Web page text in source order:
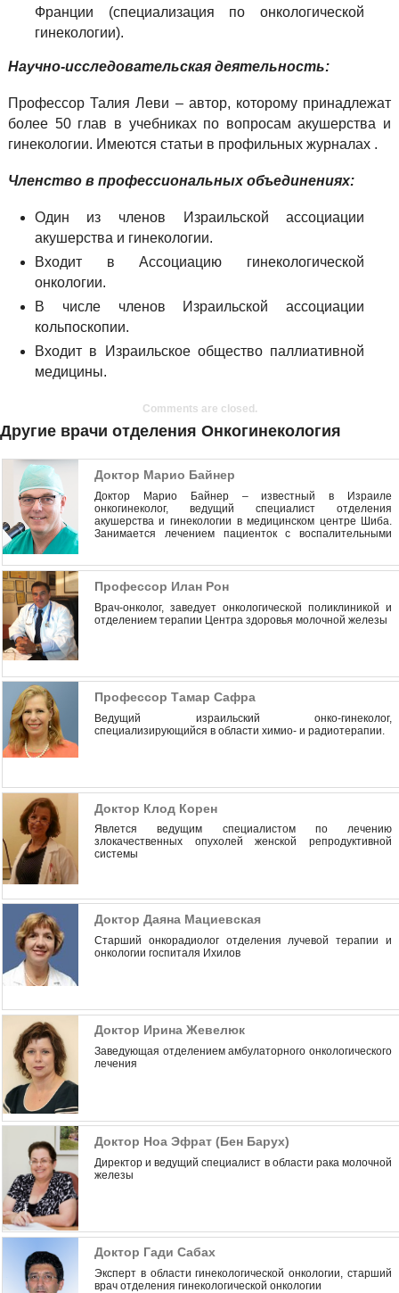
Франции (специализация по онкологической
гинекологии).
Научно-исследовательская деятельность:
Профессор Талия Леви – автор, которому принадлежат
более 50 глав в учебниках по вопросам акушерства и
гинекологии. Имеются статьи в профильных журналах .
Членство в профессиональных объединениях:
Один из членов Израильской ассоциации
акушерства и гинекологии.
Входит в Ассоциацию гинекологической
онкологии.
В числе членов Израильской ассоциации
кольпоскопии.
Входит в Израильское общество паллиативной
медицины.
Comments are closed.
Другие врачи отделения Онкогинекология
Доктор Марио Байнер
Доктор Марио Байнер – известный в Израиле
онкогинеколог, ведущий специалист отделения
акушерства и гинекологии в медицинском центре Шиба.
Занимается лечением пациенток с воспалительными
онкопатологиями.
Профессор Илан Рон
Врач-онколог, заведует онкологической поликлиникой и
отделением терапии Центра здоровья молочной железы
Профессор Тамар Сафра
Ведущий израильский онко-гинеколог,
специализирующийся в области химио- и радиотерапии.
Доктор Клод Корен
Явлется ведущим специалистом по лечению
злокачественных опухолей женской репродуктивной
системы
Доктор Даяна Мациевская
Старший онкорадиолог отделения лучевой терапии и
онкологии госпиталя Ихилов
Доктор Ирина Жевелюк
Заведующая отделением амбулаторного онкологического
лечения
Доктор Ноа Эфрат (Бен Барух)
Директор и ведущий специалист в области рака молочной
железы
Доктор Гади Сабах
Эксперт в области гинекологической онкологии, cтарший
врач отделения гинекологической онкологии